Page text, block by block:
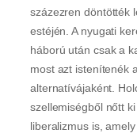
százezren döntötték
estéjén. A nyugati
háború után csak a
most azt istenítenék
alternatívájaként.
szellemiségből nőtt
liberalizmus is,